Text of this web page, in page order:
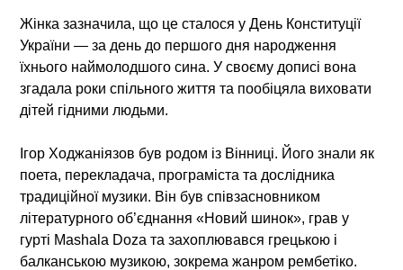
Жінка зазначила, що це сталося у День Конституції
України — за день до першого дня народження
їхнього наймолодшого сина. У своєму дописі вона
згадала роки спільного життя та пообіцяла виховати
дітей гідними людьми.
Ігор Ходжаніязов був родом із Вінниці. Його знали як
поета, перекладача, програміста та дослідника
традиційної музики. Він був співзасновником
літературного об’єднання «Новий шинок», грав у
гурті Mashala Doza та захоплювався грецькою і
балканською музикою, зокрема жанром рембетіко.